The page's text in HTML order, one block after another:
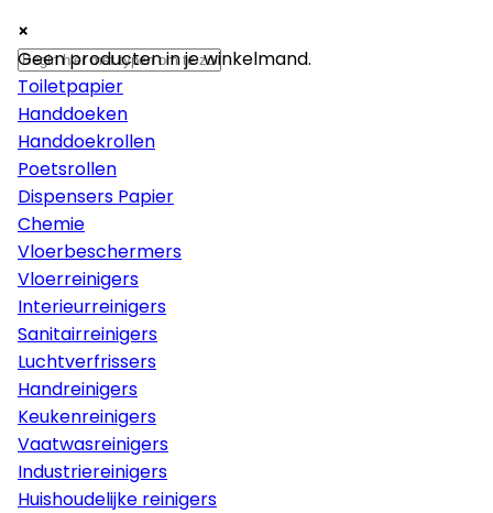
×
Papier
Toiletpapier
Handdoeken
Handdoekrollen
Poetsrollen
Dispensers Papier
Chemie
Vloerbeschermers
Vloerreinigers
Interieurreinigers
Sanitairreinigers
Luchtverfrissers
Handreinigers
Keukenreinigers
Vaatwasreinigers
Industriereinigers
Huishoudelijke reinigers
×
×
Geen producten in je winkelmand.